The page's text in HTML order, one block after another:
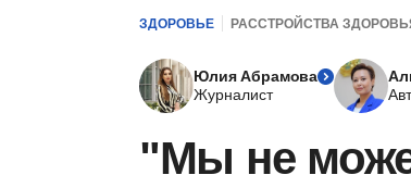
ЗДОРОВЬЕ РАССТРОЙСТВА
Юлия Абрамова
Журналист
"Мы не